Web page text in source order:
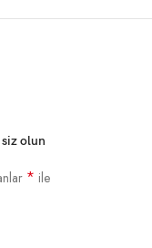
olun
* ile